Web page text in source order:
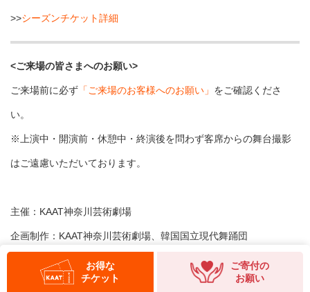
>>シーズンチケット詳細
<ご来場の皆さまへのお願い>
ご来場前に必ず 「ご来場のお客様へのお願い」 をご確認くださ
い。
※上演中・開演前・休憩中・終演後を問わず客席からの舞台撮影
はご遠慮いただいております。
主催：KAAT神奈川芸術劇場
企画制作：KAAT神奈川芸術劇場、韓国国立現代舞踊団
共催：横浜国際舞台芸術ミーティング実行委員会（YPAM2024連
携プログラム）
お得な
チケット
ご寄付の
お願い